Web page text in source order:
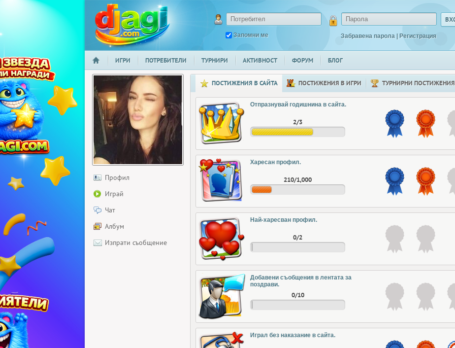
djagi.com
Запомни ме Забравена парола | Регистрация
НАЧАЛО
ИГРИ ПОТРЕБИТЕЛИ ТУРНИРИ АКТИВНОСТ ФОРУМ БЛОГ
Профил
Играй
Чат
Албум
Изпрати съобщение
ПОСТИЖЕНИЯ В САЙТА ПОСТИЖЕНИЯ В ИГРИ ТУРНИРНИ ПОСТИЖЕНИЯ
Отпразнувай годишнина в сайта.
2/3
Харесан профил.
210/1,000
Най-харесван профил.
0/2
Добавени съобщения в лентата за
поздрави.
0/10
Играл без наказание в сайта.